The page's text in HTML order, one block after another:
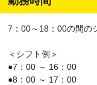
7：00～18：00の間の
＜シフト例＞
●7：00 ～ 16：00
●8：00 ～ 17：00